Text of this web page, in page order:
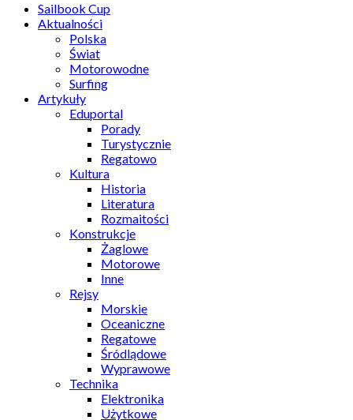
Sailbook Cup
Aktualności
Polska
Świat
Motorowodne
Surfing
Artykuły
Eduportal
Porady
Turystycznie
Regatowo
Kultura
Historia
Literatura
Rozmaitości
Konstrukcje
Żaglowe
Motorowe
Inne
Rejsy
Morskie
Oceaniczne
Regatowe
Śródlądowe
Wyprawowe
Technika
Elektronika
Użytkowe